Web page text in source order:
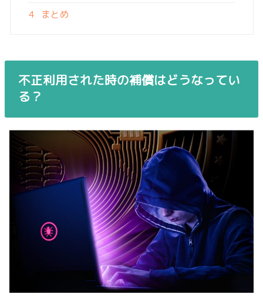
4
まとめ
不正利用された時の補償はどうなってい
る？